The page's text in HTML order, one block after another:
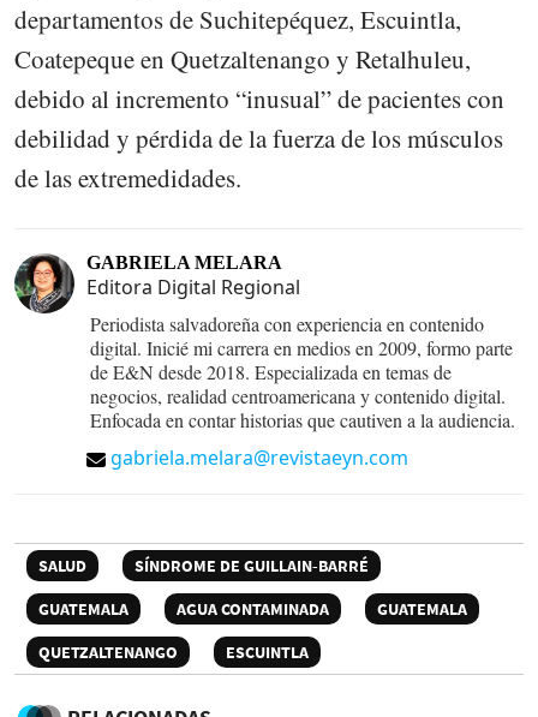
departamentos de Suchitepéquez, Escuintla,
Coatepeque en Quetzaltenango y Retalhuleu,
debido al incremento “inusual” de pacientes con
debilidad y pérdida de la fuerza de los músculos
de las extremedidades.
GABRIELA MELARA
Editora Digital Regional
Periodista salvadoreña con experiencia en contenido
digital. Inicié mi carrera en medios en 2009, formo parte
de E&N desde 2018. Especializada en temas de
negocios, realidad centroamericana y contenido digital.
Enfocada en contar historias que cautiven a la audiencia.
gabriela.melara@revistaeyn.com
SALUD
SÍNDROME DE GUILLAIN-BARRÉ
GUATEMALA
AGUA CONTAMINADA
GUATEMALA
QUETZALTENANGO
ESCUINTLA